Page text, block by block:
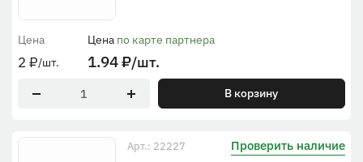
Цена
2 ₽/шт.
Цена по карте партнера
1.94₽/шт.
В корзину
Арт.: 22227 Проверить наличие